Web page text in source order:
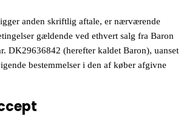
anden skriftlig aftale, er nærværende
gældende ved ethvert salg fra Baron
DK29636842 (herefter kaldet Baron), uanset
bestemmelser i den af køber afgivne